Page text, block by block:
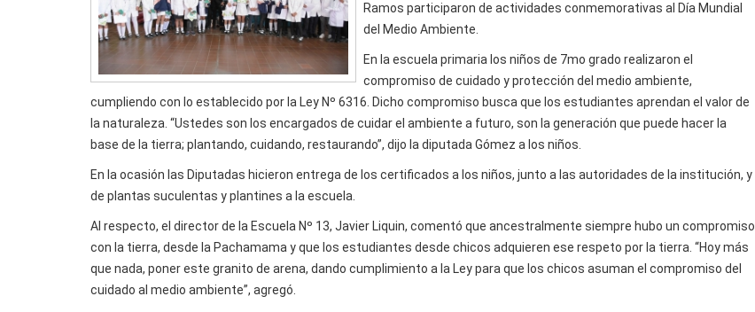
Ramos participaron de actividades conmemorativas al Día Mundial
del Medio Ambiente.
En la escuela primaria los niños de 7mo grado realizaron el
compromiso de cuidado y protección del medio ambiente,
cumpliendo con lo establecido por la Ley Nº 6316. Dicho compromiso busca que los estudiantes aprendan el valor de
la naturaleza. “Ustedes son los encargados de cuidar el ambiente a futuro, son la generación que puede hacer la
base de la tierra; plantando, cuidando, restaurando”, dijo la diputada Gómez a los niños.
En la ocasión las Diputadas hicieron entrega de los certificados a los niños, junto a las autoridades de la institución, y
de plantas suculentas y plantines a la escuela.
Al respecto, el director de la Escuela Nº 13, Javier Liquin, comentó que ancestralmente siempre hubo un compromiso
con la tierra, desde la Pachamama y que los estudiantes desde chicos adquieren ese respeto por la tierra. “Hoy más
que nada, poner este granito de arena, dando cumplimiento a la Ley para que los chicos asuman el compromiso del
cuidado al medio ambiente”, agregó.